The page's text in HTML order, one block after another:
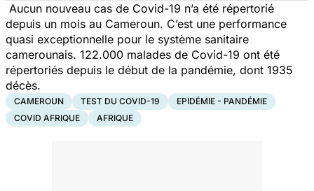
Aucun nouveau cas de Covid-19 n’a été répertorié
depuis un mois au Cameroun. C’est une performance
quasi exceptionnelle pour le système sanitaire
camerounais. 122.000 malades de Covid-19 ont été
répertoriés depuis le début de la pandémie, dont 1935
décès.
CAMEROUN TEST DU COVID-19
EPIDÉMIE - PANDÉMIE
COVID AFRIQUE
AFRIQUE